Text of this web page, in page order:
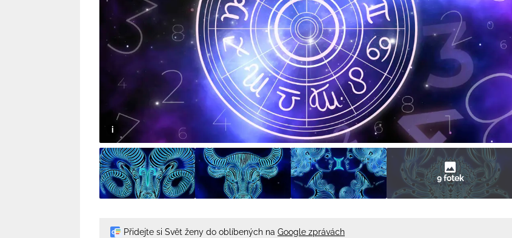
9 fotek
Přidejte si Svět ženy do oblíbených na Google zprávách